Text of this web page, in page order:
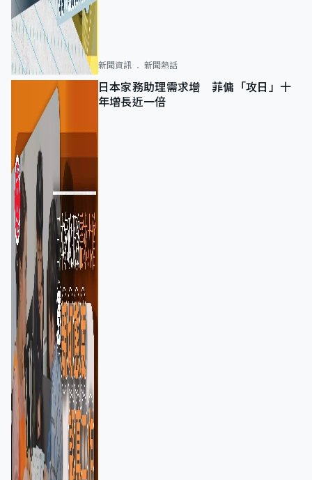
新聞資訊 新聞熱話
日本家務助理需求增 菲傭「攻日」十
年增長近一倍